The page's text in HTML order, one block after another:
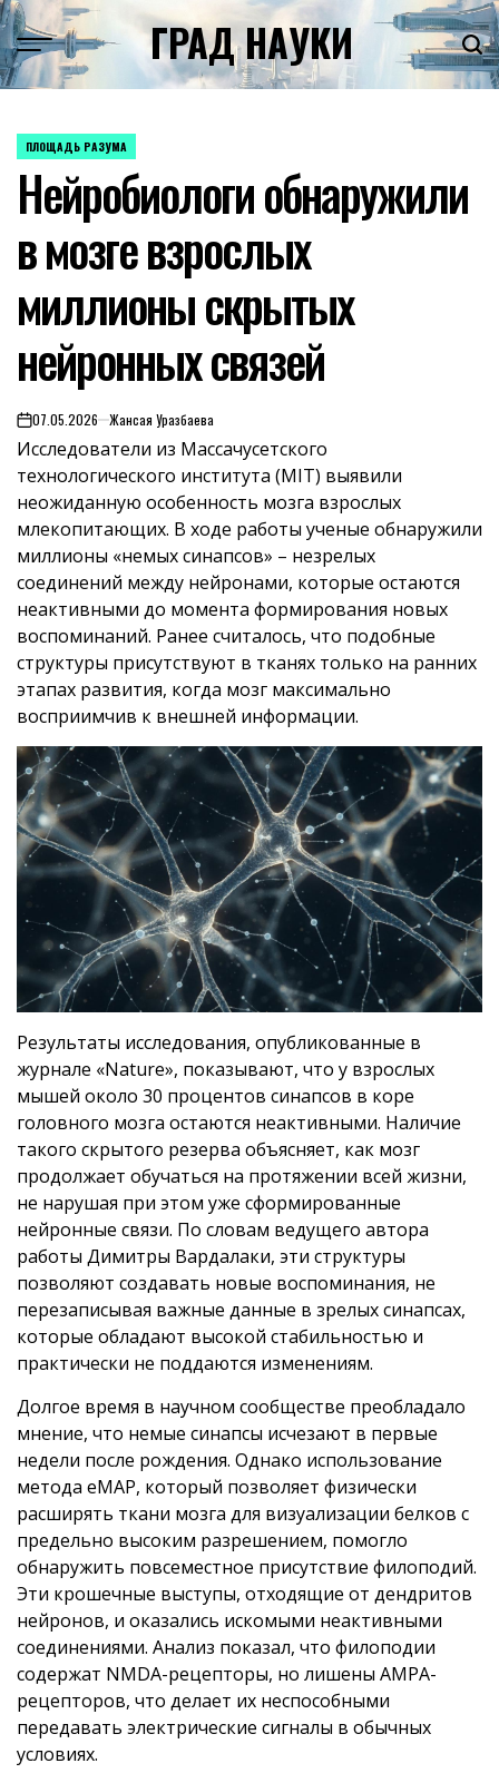
Skip
to
content
ГРАД НАУКИ
POSTED
ПЛОЩАДЬ РАЗУМА
Нейробиологи обнаружили
в мозге взрослых
миллионы скрытых
нейронных связей
on07.05.2026 Жансая Уразбаева
Исследователи из Массачусетского
технологического института (MIT) выявили
неожиданную особенность мозга взрослых
млекопитающих. В ходе работы ученые обнаружили
миллионы «немых синапсов» – незрелых
соединений между нейронами, которые остаются
неактивными до момента формирования новых
воспоминаний. Ранее считалось, что подобные
структуры присутствуют в тканях только на ранних
этапах развития, когда мозг максимально
восприимчив к внешней информации.
Результаты исследования, опубликованные в
журнале «Nature», показывают, что у взрослых
мышей около 30 процентов синапсов в коре
головного мозга остаются неактивными. Наличие
такого скрытого резерва объясняет, как мозг
продолжает обучаться на протяжении всей жизни,
не нарушая при этом уже сформированные
нейронные связи. По словам ведущего автора
работы Димитры Вардалаки, эти структуры
позволяют создавать новые воспоминания, не
перезаписывая важные данные в зрелых синапсах,
которые обладают высокой стабильностью и
практически не поддаются изменениям.
Долгое время в научном сообществе преобладало
мнение, что немые синапсы исчезают в первые
недели после рождения. Однако использование
метода eMAP, который позволяет физически
расширять ткани мозга для визуализации белков с
предельно высоким разрешением, помогло
обнаружить повсеместное присутствие филоподий.
Эти крошечные выступы, отходящие от дендритов
нейронов, и оказались искомыми неактивными
соединениями. Анализ показал, что филоподии
содержат NMDA-рецепторы, но лишены AMPA-
рецепторов, что делает их неспособными
передавать электрические сигналы в обычных
условиях.